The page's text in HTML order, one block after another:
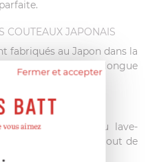
COUTEAUX JAPONAIS
fabriqués au Japon dans la
le respect de la longue
Kasumi Kuro
au lave-
vos couteaux tout de
Fermer et accepter